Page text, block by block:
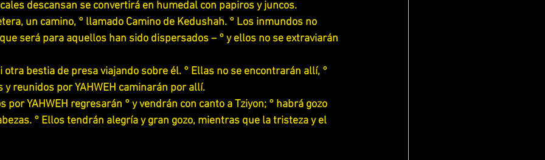
descansan se convertirá en humedal con papiros y juncos.
un camino, ° llamado Camino de Kedushah. ° Los inmundos no
será para aquellos han sido dispersados – ° y ellos no se extraviarán
otra bestia de presa viajando sobre él. ° Ellas no se encontrarán allí, °
reunidos por YAHWEH caminarán por allí.
por YAHWEH regresarán ° y vendrán con canto a Tziyon; ° habrá gozo
° Ellos tendrán alegría y gran gozo, mientras que la tristeza y el